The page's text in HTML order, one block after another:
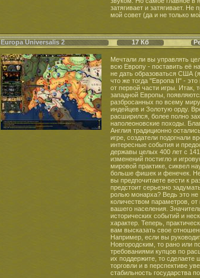
затягивает и затягивает. Не
мой совет (да и не только
Europa Universalis 2 17 Кб
Мечтали ли вы управлять
всю Европу - поставить её
не дать образоваться США
что же тогда "Европа II" -
от первой части игры. Итак,
западной Европы,
разбросанных по всему
индейцев и Золотую орду.
расширился, более полно
наполеоновские походы.
Англия традиционно
игре, создатели подогнали
интересные события и
державы целых 400 лет с
изменений постигло и
мировой практике, сиквел
больше фишек и фенечек.
вы предпочитаете вести к
предстоит серьезно
ролью монарха? Ведь это
количеством параметров, от
вашего населения.
исторических событий и
характер. Теперь,
вам высказать свое
Например, если вы
Новгородским, то рано или
требованиями купцов по
их поддержите, то сделаете
торговли и в перспективе
стабильность государства